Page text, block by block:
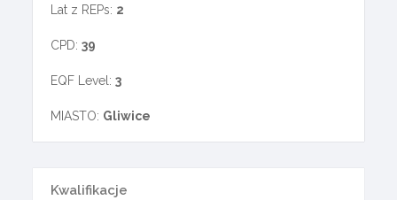
Lat z REPs: 2
CPD:39
EQF Level:3
MIASTO: Gliwice
Kwalifikacje